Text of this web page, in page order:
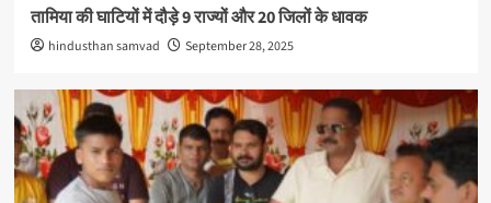
तामिया की घाटियों में दौड़े 9 राज्यों और 20 जिलों के धावक
hindusthan samvad September 28, 2025